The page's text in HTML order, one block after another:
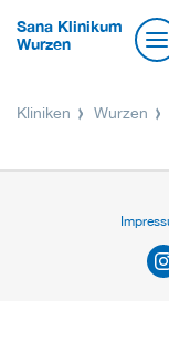
Sana Klinikum
Wurzen
Kliniken Wurzen